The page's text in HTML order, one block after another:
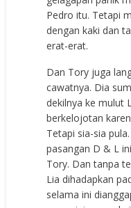
Pedro itu. Tetapi
dengan kaki dan
erat-erat.
Dan Tory juga
cawatnya. Dia
dekilnya ke mulut
berkelojotan
Tetapi sia-sia
pasangan D & L
Tory. Dan tanpa
Lia dihadapkan
selama ini